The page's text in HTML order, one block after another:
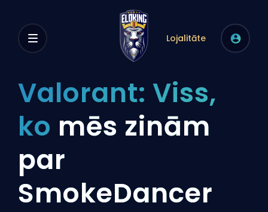
Lojalitāte
Valorant: Viss,
ko mēs zinām
par
SmokeDancer